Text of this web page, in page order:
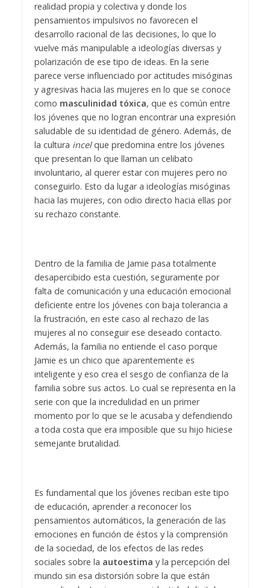
realidad propia y colectiva y donde los
pensamientos impulsivos no favorecen el
desarrollo racional de las decisiones, lo que lo
vuelve más manipulable a ideologías diversas y
polarización de ese tipo de ideas. En la serie
parece verse influenciado por actitudes misóginas
y agresivas hacia las mujeres en lo que se conoce
como masculinidad tóxica, que es común entre
los jóvenes que no logran encontrar una expresión
saludable de su identidad de género. Además, de
la cultura incelque predomina entre los jóvenes
que presentan lo que llaman un celibato
involuntario, al querer estar con mujeres pero no
conseguirlo. Esto da lugar a ideologías misóginas
hacia las mujeres, con odio directo hacia ellas por
su rechazo constante.
Dentro de la familia de Jamie pasa totalmente
desapercibido esta cuestión, seguramente por
falta de comunicación y una educación emocional
deficiente entre los jóvenes con baja tolerancia a
la frustración, en este caso al rechazo de las
mujeres al no conseguir ese deseado contacto.
Además, la familia no entiende el caso porque
Jamie es un chico que aparentemente es
inteligente y eso crea el sesgo de confianza de la
familia sobre sus actos. Lo cual se representa en la
serie con que la incredulidad en un primer
momento por lo que se le acusaba y defendiendo
a toda costa que era imposible que su hijo hiciese
semejante brutalidad.
Es fundamental que los jóvenes reciban este tipo
de educación, aprender a reconocer los
pensamientos automáticos, la generación de las
emociones en función de éstos y la comprensión
de la sociedad, de los efectos de las redes
sociales sobre la autoestima y la percepción del
mundo sin esa distorsión sobre la que están